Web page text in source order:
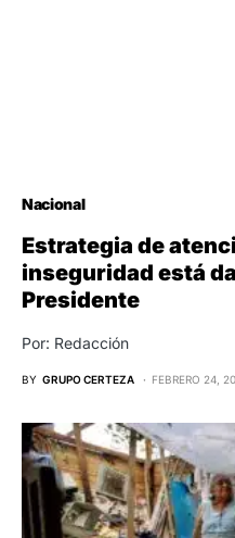
Nacional
Estrategia de
inseguridad está
Presidente
Por: Redacción
BY GRUPO CERTEZA FEBRERO 24,